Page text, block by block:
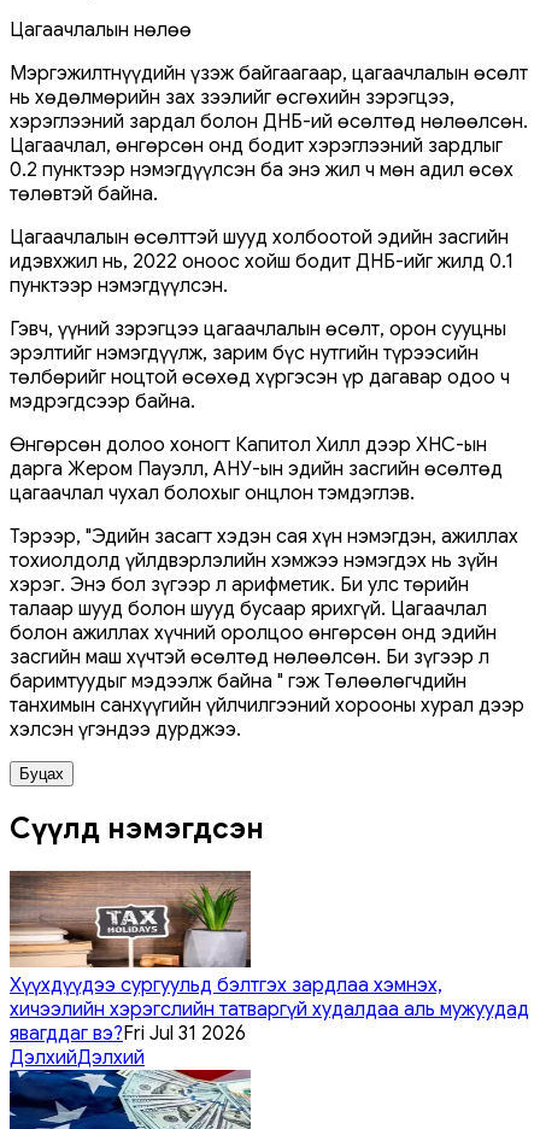
Цагаачлалын нөлөө
Мэргэжилтнүүдийн үзэж байгаагаар, цагаачлалын өсөлт
нь хөдөлмөрийн зах зээлийг өсгөхийн зэрэгцээ,
хэрэглээний зардал болон ДНБ-ий өсөлтөд нөлөөлсөн.
Цагаачлал, өнгөрсөн онд бодит хэрэглээний зардлыг
0.2 пунктээр нэмэгдүүлсэн ба энэ жил ч мөн адил өсөх
төлөвтэй байна.
Цагаачлалын өсөлттэй шууд холбоотой эдийн засгийн
идэвхжил нь, 2022 оноос хойш бодит ДНБ-ийг жилд 0.1
пунктээр нэмэгдүүлсэн.
Гэвч, үүний зэрэгцээ цагаачлалын өсөлт, орон сууцны
эрэлтийг нэмэгдүүлж, зарим бүс нутгийн түрээсийн
төлбөрийг ноцтой өсөхөд хүргэсэн үр дагавар одоо ч
мэдрэгдсээр байна.
Өнгөрсөн долоо хоногт Капитол Хилл дээр ХНС-ын
дарга Жером Пауэлл, АНУ-ын эдийн засгийн өсөлтөд
цагаачлал чухал болохыг онцлон тэмдэглэв.
Тэрээр, "Эдийн засагт хэдэн сая хүн нэмэгдэн, ажиллах
тохиолдолд үйлдвэрлэлийн хэмжээ нэмэгдэх нь зүйн
хэрэг. Энэ бол зүгээр л арифметик. Би улс төрийн
талаар шууд болон шууд бусаар ярихгүй. Цагаачлал
болон ажиллах хүчний оролцоо өнгөрсөн онд эдийн
засгийн маш хүчтэй өсөлтөд нөлөөлсөн. Би зүгээр л
баримтуудыг мэдээлж байна " гэж Төлөөлөгчдийн
танхимын санхүүгийн үйлчилгээний хорооны хурал дээр
хэлсэн үгэндээ дурджээ.
Буцах
Сүүлд нэмэгдсэн
Хүүхдүүдээ сургуульд бэлтгэх зардлаа хэмнэх,
хичээлийн хэрэгслийн татваргүй худалдаа аль мужуудад
явагддаг вэ?Fri Jul 31 2026
ДэлхийДэлхий